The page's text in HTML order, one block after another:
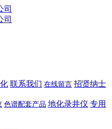
联系我们 在线留言 招贤纳士
色谱配套产品 地化录井仪 专用